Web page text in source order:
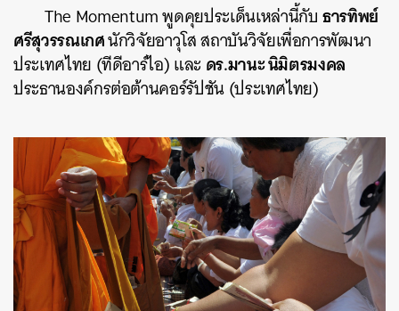
The Momentum พูดคุยประเด็นเหล่านี้กับธารทิพย์
ศรีสุวรรณเกศนักวิจัยอาวุโส สถาบันวิจัยเพื่อการพัฒนา
ประเทศไทย (ทีดีอาร์ไอ) และ ดร.มานะ นิมิตรมงคล
ประธานองค์กรต่อต้านคอร์รัปชัน (ประเทศไทย)